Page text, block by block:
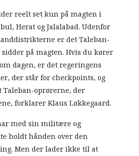
reelt set kun på magten i
Herat og Jalalabad. Udenfor
er det Taleban-
på magten. Hvis du kører
dagen, er det regeringens
der står for checkpoints, og
Taleban-oprørerne, der
forklarer Klaus Løkkegaard.
med sin militære og
holdt hånden over den
Men der lader ikke til at